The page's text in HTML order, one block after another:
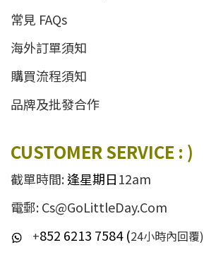
常見 FAQs
海外訂單須知
購買流程須知
品牌及批發合作
CUSTOMER SERVICE : )
截單時間:逢星期日12am
電郵: Cs@GoLittleDay.Com
+852 6213 7584 (24小時內回覆)